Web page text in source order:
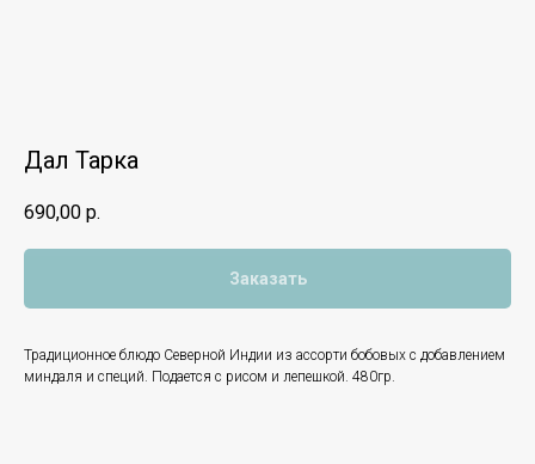
Дал Тарка
690,00 р.
Заказать
Традиционное блюдо Северной Индии из ассорти бобовых с добавлением
миндаля и специй. Подается с рисом и лепешкой. 480гр.